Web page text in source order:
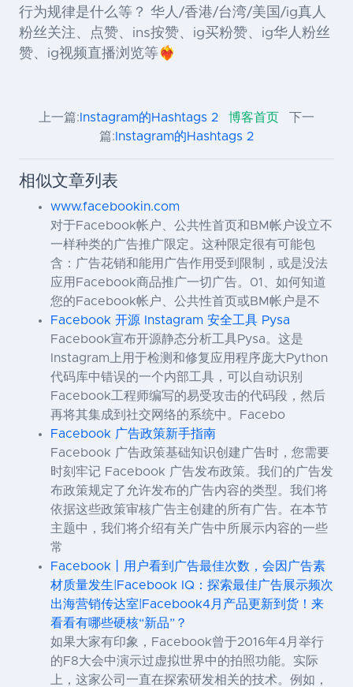
行为规律是什么等？ 华人/香港/台湾/美国/ig真人
粉丝关注、点赞、ins按赞、ig买粉赞、ig华人粉丝
赞、ig视频直播浏览等❤️‍🔥
上一篇:Instagram的Hashtags 2 博客首页
下一
篇:Instagram的Hashtags 2
相似文章列表
www.facebookin.com
对于Facebook帐户、公共性首页和BM帐户设立不
一样种类的广告推广限定。这种限定很有可能包
含：广告花销和能用广告作用受到限制，或是没法
应用Facebook商品推广一切广告。01、如何知道
您的Facebook帐户、公共性首页或BM帐户是不
Facebook 开源 Instagram 安全工具 Pysa
Facebook宣布开源静态分析工具Pysa。这是
Instagram上用于检测和修复应用程序庞大Python
代码库中错误的一个内部工具，可以自动识别
Facebook工程师编写的易受攻击的代码段，然后
再将其集成到社交网络的系统中。Facebo
Facebook 广告政策新手指南
Facebook 广告政策基础知识创建广告时，您需要
时刻牢记 Facebook 广告发布政策。我们的广告发
布政策规定了允许发布的广告内容的类型。我们将
依据这些政策审核广告主创建的所有广告。在本节
主题中，我们将介绍有关广告中所展示内容的一些
常
Facebook丨用户看到广告最佳次数，会因广告素
材质量发生|Facebook IQ：探索最佳广告展示频次
出海营销传达室|Facebook4月产品更新到货！来
看看有哪些硬核“新品”？
如果大家有印象，Facebook曾于2016年4月举行
的F8大会中演示过虚拟世界中的拍照功能。实际
上，这家公司一直在探索研发相关的技术。例如，